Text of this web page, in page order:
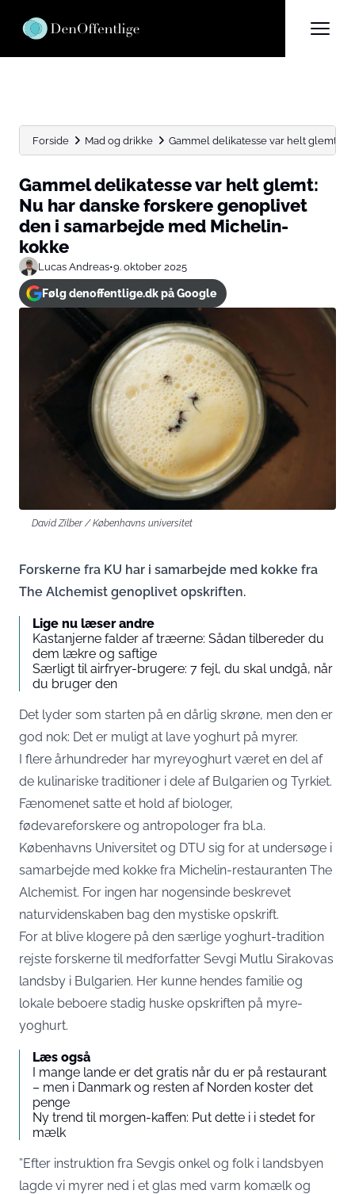
Forside Mad og drikke Gammel delikatesse var helt glemt:
Gammel delikatesse var helt glemt:
Nu har danske forskere genoplivet
den i samarbejde med Michelin-
kokke
Lucas Andreas•9. oktober 2025
Følg denoffentlige.dk på Google
David Zilber / Københavns universitet
Forskerne fra KU har i samarbejde med kokke fra
The Alchemist genoplivet opskriften.
Lige nu læser andre
Kastanjerne falder af træerne: Sådan tilbereder du
dem lækre og saftige
Særligt til airfryer-brugere: 7 fejl, du skal undgå, når
du bruger den
Det lyder som starten på en dårlig skrøne, men den er
god nok: Det er muligt at lave yoghurt på myrer.
I flere århundreder har myreyoghurt været en del af
de kulinariske traditioner i dele af Bulgarien og Tyrkiet.
Fænomenet satte et hold af biologer,
fødevareforskere og antropologer fra bl.a.
Københavns Universitet og DTU sig for at undersøge i
samarbejde med kokke fra Michelin-restauranten The
Alchemist. For ingen har nogensinde beskrevet
naturvidenskaben bag den mystiske opskrift.
For at blive klogere på den særlige yoghurt-tradition
rejste forskerne til medforfatter Sevgi Mutlu Sirakovas
landsby i Bulgarien. Her kunne hendes familie og
lokale beboere stadig huske opskriften på myre-
yoghurt.
Læs også
I mange lande er det gratis når du er på restaurant
– men i Danmark og resten af Norden koster det
penge
Ny trend til morgen-kaffen: Put dette i i stedet for
mælk
”Efter instruktion fra Sevgis onkel og folk i landsbyen
lagde vi myrer ned i et glas med varm komælk og